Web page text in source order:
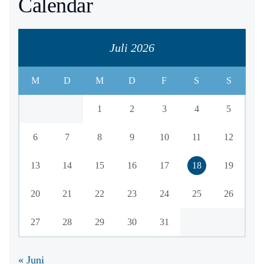
Calendar
Juli 2026
M D M D F S S
1 2 3 4 5
6 7 8 9 10 11 12
13 14 15 16 17 18 19
20 21 22 23 24 25 26
27 28 29 30 31
« Juni